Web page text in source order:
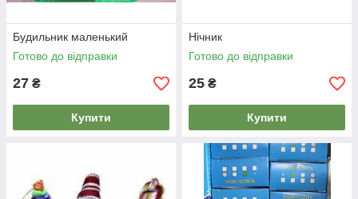
Будильник маленький
Готово до відправки
27 ₴
Купити
Нічник
Готово до відправки
25 ₴
Купити